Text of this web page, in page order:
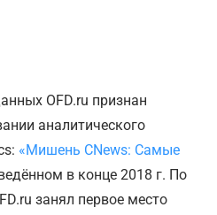
OFD.ru признан
аналитического
«Мишень CNews: Самые
в конце 2018 г. По
занял первое место